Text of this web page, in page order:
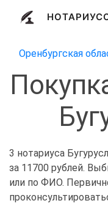
Оренбургская
3 нотариуса
за 11700 рублей.
или по ФИО.